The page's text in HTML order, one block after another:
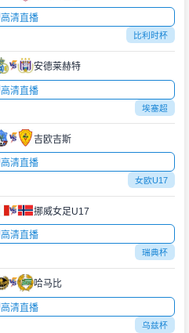
高清直播
比利时杯
安德莱赫特
高清直播
埃塞超
吉欧吉斯
高清直播
女欧U17
挪威女足U17
高清直播
瑞典杯
哈马比
高清直播
乌兹杯